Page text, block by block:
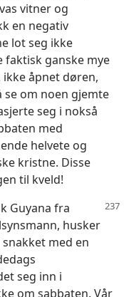
vitner og
en negativ
lot seg ikke
ganske mye
åpnet døren,
om noen gjemte
seg i nokså
med
helvete og
kristne. Disse
til kveld!
Guyana fra
husker
med en
seg inn i
om sabbaten. Vår